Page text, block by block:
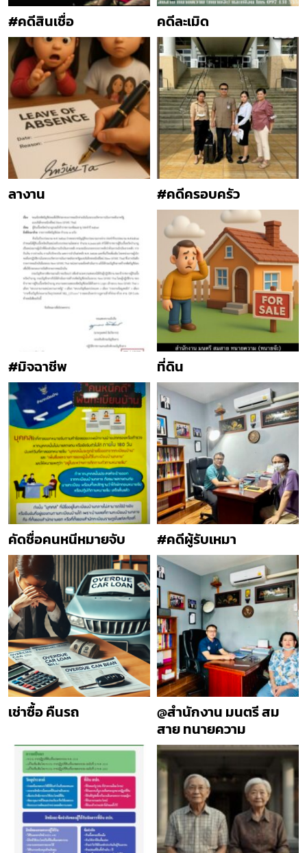
#คดีสินเชื่อ คดีละเมิด
ลางาน #คดีครอบครัว
#มิจฉาชีพ ที่ดิน
คัดชื่อคนหนีหมายจับ #คดีผู้รับเหมา
เช่าซื้อ คืนรถ
@สำนักงาน มนตรี สม
สาย ทนายความ